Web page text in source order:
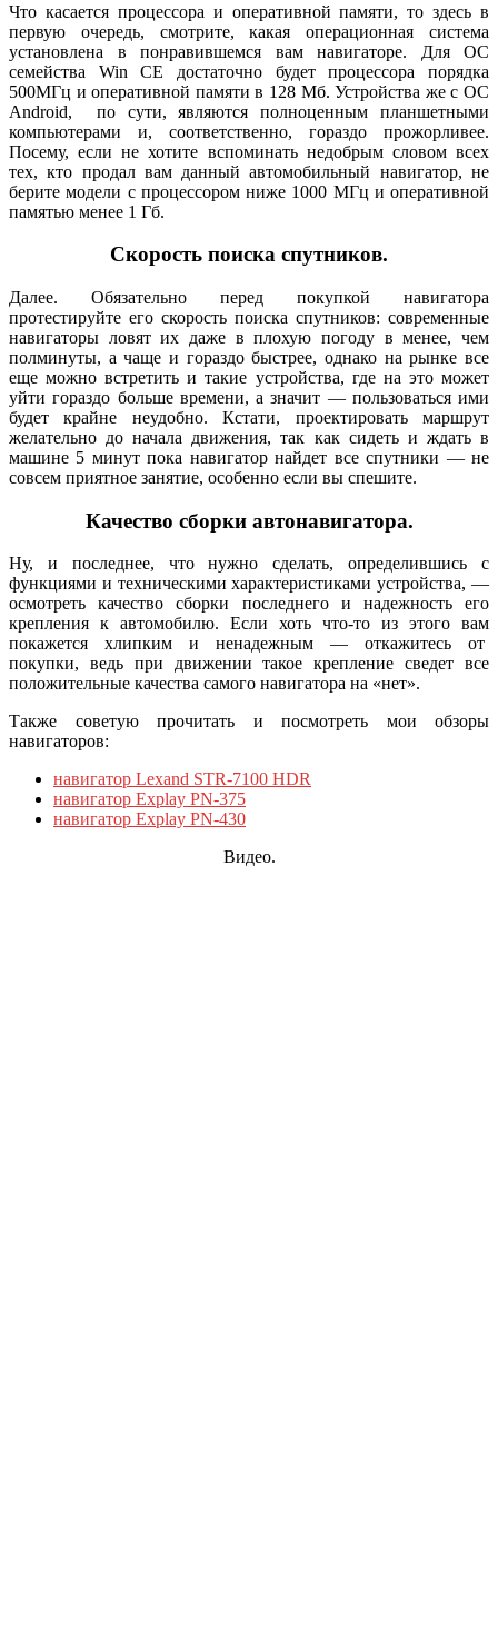
Что касается процессора и оперативной памяти, то здесь в
первую очередь, смотрите, какая операционная система
установлена в понравившемся вам навигаторе. Для ОС
семейства Win CE достаточно будет процессора порядка
500МГц и оперативной памяти в 128 Мб. Устройства же с ОС
Android, по сути, являются полноценным планшетными
компьютерами и, соответственно, гораздо прожорливее.
Посему, если не хотите вспоминать недобрым словом всех
тех, кто продал вам данный автомобильный навигатор, не
берите модели с процессором ниже 1000 МГц и оперативной
памятью менее 1 Гб.
Скорость поиска спутников.
Далее. Обязательно перед покупкой навигатора
протестируйте его скорость поиска спутников: современные
навигаторы ловят их даже в плохую погоду в менее, чем
полминуты, а чаще и гораздо быстрее, однако на рынке все
еще можно встретить и такие устройства, где на это может
уйти гораздо больше времени, а значит — пользоваться ими
будет крайне неудобно. Кстати, проектировать маршрут
желательно до начала движения, так как сидеть и ждать в
машине 5 минут пока навигатор найдет все спутники — не
совсем приятное занятие, особенно если вы спешите.
Качество сборки автонавигатора.
Ну, и последнее, что нужно сделать, определившись с
функциями и техническими характеристиками устройства, —
осмотреть качество сборки последнего и надежность его
крепления к автомобилю. Если хоть что-то из этого вам
покажется хлипким и ненадежным — откажитесь от
покупки, ведь при движении такое крепление сведет все
положительные качества самого навигатора на «нет».
Также советую прочитать и посмотреть мои обзоры
навигаторов:
навигатор Lexand STR-7100 HDR
навигатор Explay PN-375
навигатор Explay PN-430
Видео.